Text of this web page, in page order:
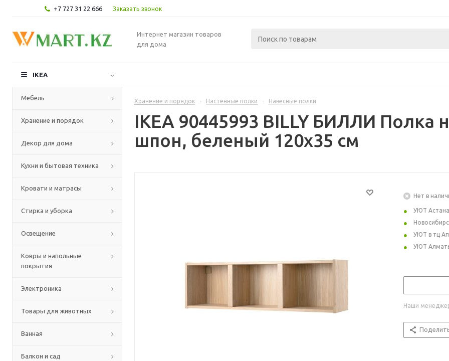
+7 727 31 22 666 Заказать звонок
Интернет магазин товаров
для дома
IKEA
Мебель
Хранение и порядок
Декор для дома
Кухни и бытовая техника
Кровати и матрасы
Стирка и уборка
Освещение
Ковры и напольные
покрытия
Электроника
Товары для животных
Ванная
Балкон и сад
Хранение и порядок - Настенные полки - Навесные полки
IKEA 90445993 BILLY БИЛЛИ Полка
шпон, беленый 120x35 см
Нет в
УЮТ Астана
УЮТ в тц
УЮТ
Наши